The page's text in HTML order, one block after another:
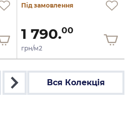
Під замовлення
1 790.00
грн/м2
Вся Колекція